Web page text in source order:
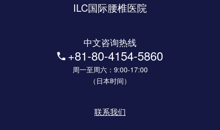
ILC国际腰椎医院
中文咨询热线
+81-80-4154-5860
周一至周六：9:00-17:00
（日本时间）
联系我们